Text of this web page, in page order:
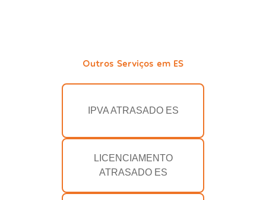
Outros Serviços em ES
IPVA ATRASADO ES
LICENCIAMENTO
ATRASADO ES